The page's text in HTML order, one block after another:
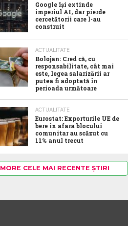
Google îşi extinde
imperiul AI, dar pierde
cercetătorii care l-au
construit
ACTUALITATE
Bolojan: Cred că, cu
responsabilitate, cât mai
este, legea salarizării ar
putea fi adoptată în
perioada următoare
ACTUALITATE
Eurostat: Exporturile UE de
bere în afara blocului
comunitar au scăzut cu
11% anul trecut
MORE CELE MAI RECENTE ȘTIRI